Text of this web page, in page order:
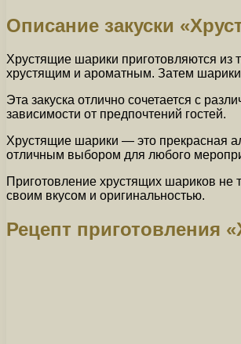
Описание закуски
Хрустящие шарики приготовляются из
хрустящим и ароматным. Затем
Эта закуска отлично сочетается с
зависимости от предпочтений гостей.
Хрустящие шарики — это прекрасная
отличным выбором для любого
Приготовление хрустящих шариков не
своим вкусом и оригинальностью.
Рецепт приготовления